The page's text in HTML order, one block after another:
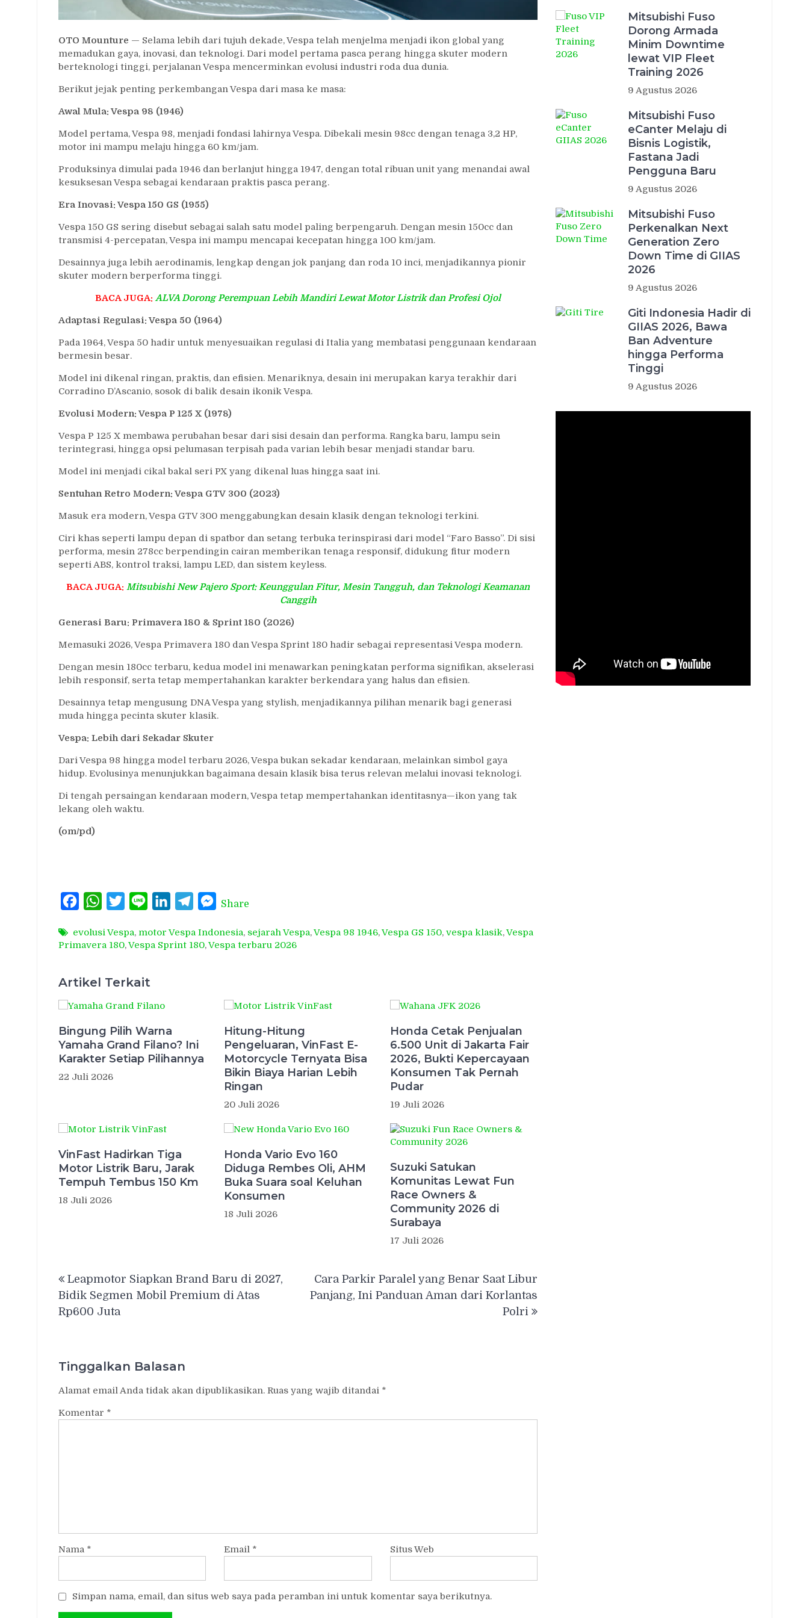
OTO Mounture — Selama lebih dari tujuh dekade, Vespa telah menjelma menjadi ikon global yang
memadukan gaya, inovasi, dan teknologi. Dari model pertama pasca perang hingga skuter modern
berteknologi tinggi, perjalanan Vespa mencerminkan evolusi industri roda dua dunia.
Berikut jejak penting perkembangan Vespa dari masa ke masa:
Awal Mula: Vespa 98 (1946)
Model pertama, Vespa 98, menjadi fondasi lahirnya Vespa. Dibekali mesin 98cc dengan tenaga 3,2 HP,
motor ini mampu melaju hingga 60 km/jam.
Produksinya dimulai pada 1946 dan berlanjut hingga 1947, dengan total ribuan unit yang menandai awal
kesuksesan Vespa sebagai kendaraan praktis pasca perang.
Era Inovasi: Vespa 150 GS (1955)
Vespa 150 GS sering disebut sebagai salah satu model paling berpengaruh. Dengan mesin 150cc dan
transmisi 4-percepatan, Vespa ini mampu mencapai kecepatan hingga 100 km/jam.
Desainnya juga lebih aerodinamis, lengkap dengan jok panjang dan roda 10 inci, menjadikannya pionir
skuter modern berperforma tinggi.
BACA JUGA: ALVA Dorong Perempuan Lebih Mandiri Lewat Motor Listrik dan Profesi Ojol
Adaptasi Regulasi: Vespa 50 (1964)
Pada 1964, Vespa 50 hadir untuk menyesuaikan regulasi di Italia yang membatasi penggunaan kendaraan
bermesin besar.
Model ini dikenal ringan, praktis, dan efisien. Menariknya, desain ini merupakan karya terakhir dari
Corradino D’Ascanio, sosok di balik desain ikonik Vespa.
Evolusi Modern: Vespa P 125 X (1978)
Vespa P 125 X membawa perubahan besar dari sisi desain dan performa. Rangka baru, lampu sein
terintegrasi, hingga opsi pelumasan terpisah pada varian lebih besar menjadi standar baru.
Model ini menjadi cikal bakal seri PX yang dikenal luas hingga saat ini.
Sentuhan Retro Modern: Vespa GTV 300 (2023)
Masuk era modern, Vespa GTV 300 menggabungkan desain klasik dengan teknologi terkini.
Ciri khas seperti lampu depan di spatbor dan setang terbuka terinspirasi dari model “Faro Basso”. Di sisi
performa, mesin 278cc berpendingin cairan memberikan tenaga responsif, didukung fitur modern
seperti ABS, kontrol traksi, lampu LED, dan sistem keyless.
BACA JUGA: Mitsubishi New Pajero Sport: Keunggulan Fitur, Mesin Tangguh, dan Teknologi Keamanan
Canggih
Generasi Baru: Primavera 180 & Sprint 180 (2026)
Memasuki 2026, Vespa Primavera 180 dan Vespa Sprint 180 hadir sebagai representasi Vespa modern.
Dengan mesin 180cc terbaru, kedua model ini menawarkan peningkatan performa signifikan, akselerasi
lebih responsif, serta tetap mempertahankan karakter berkendara yang halus dan efisien.
Desainnya tetap mengusung DNA Vespa yang stylish, menjadikannya pilihan menarik bagi generasi
muda hingga pecinta skuter klasik.
Vespa: Lebih dari Sekadar Skuter
Dari Vespa 98 hingga model terbaru 2026, Vespa bukan sekadar kendaraan, melainkan simbol gaya
hidup. Evolusinya menunjukkan bagaimana desain klasik bisa terus relevan melalui inovasi teknologi.
Di tengah persaingan kendaraan modern, Vespa tetap mempertahankan identitasnya—ikon yang tak
lekang oleh waktu.
(om/pd)
FacebookWhatsAppTwitterLine LinkedInTelegramMessenger
Share
evolusi Vespa, motor Vespa Indonesia, sejarah Vespa,Vespa 98 1946,Vespa GS 150, vespa klasik,Vespa
Primavera 180,Vespa Sprint 180,Vespa terbaru 2026
Artikel Terkait
Bingung Pilih Warna
Yamaha Grand Filano? Ini
Karakter Setiap Pilihannya
22 Juli 2026
Hitung-Hitung
Pengeluaran, VinFast E-
Motorcycle Ternyata Bisa
Bikin Biaya Harian Lebih
Ringan
20 Juli 2026
Honda Cetak Penjualan
6.500 Unit di Jakarta Fair
2026, Bukti Kepercayaan
Konsumen Tak Pernah
Pudar
19 Juli 2026
VinFast Hadirkan Tiga
Motor Listrik Baru, Jarak
Tempuh Tembus 150 Km
18 Juli 2026
Honda Vario Evo 160
Diduga Rembes Oli, AHM
Buka Suara soal Keluhan
Konsumen
18 Juli 2026
Suzuki Satukan
Komunitas Lewat Fun
Race Owners &
Community 2026 di
Surabaya
17 Juli 2026
pos
Leapmotor Siapkan Brand Baru di 2027,
Bidik Segmen Mobil Premium di Atas
Rp600 Juta
Cara Parkir Paralel yang Benar Saat Libur
Panjang, Ini Panduan Aman dari Korlantas
Polri
Tinggalkan Balasan
Alamat email Anda tidak akan dipublikasikan. Ruas yang wajib ditandai *
Komentar *
Nama * Email * Situs Web
Simpan nama, email, dan situs web saya pada peramban ini untuk komentar saya berikutnya.
Mitsubishi Fuso
Dorong Armada
Minim Downtime
lewat VIP Fleet
Training 2026
9 Agustus 2026
Mitsubishi Fuso
eCanter Melaju di
Bisnis Logistik,
Fastana Jadi
Pengguna Baru
9 Agustus 2026
Mitsubishi Fuso
Perkenalkan Next
Generation Zero
Down Time di GIIAS
2026
9 Agustus 2026
Giti Indonesia Hadir di
GIIAS 2026, Bawa
Ban Adventure
hingga Performa
Tinggi
9 Agustus 2026